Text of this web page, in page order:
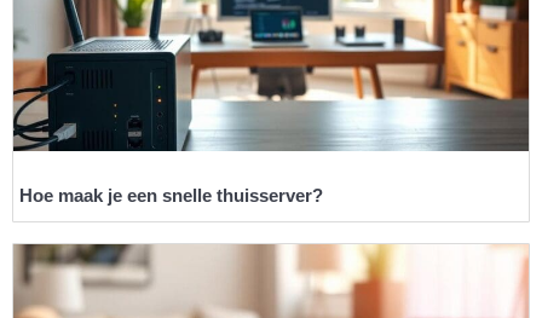
Hoe maak je een snelle thuisserver?